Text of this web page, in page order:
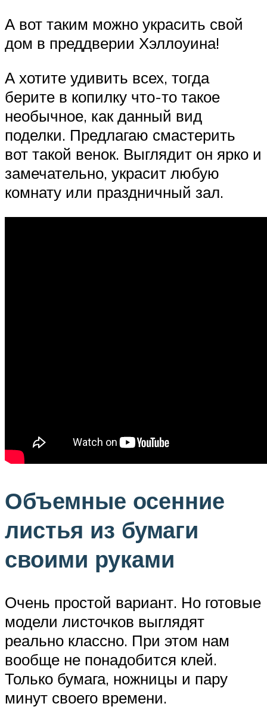
А вот таким можно украсить свой
дом в преддверии Хэллоуина!
А хотите удивить всех, тогда
берите в копилку что-то такое
необычное, как данный вид
поделки. Предлагаю смастерить
вот такой венок. Выглядит он ярко и
замечательно, украсит любую
комнату или праздничный зал.
Объемные осенние
листья из бумаги
своими руками
Очень простой вариант. Но готовые
модели листочков выглядят
реально классно. При этом нам
вообще не понадобится клей.
Только бумага, ножницы и пару
минут своего времени.